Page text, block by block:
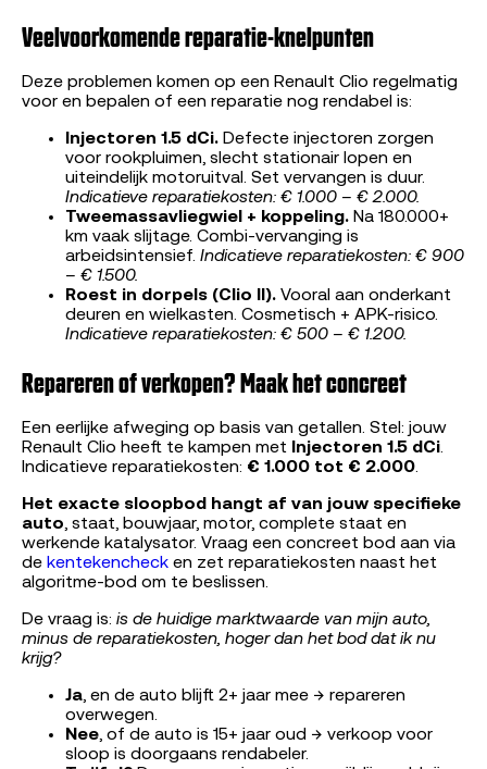
Veelvoorkomende reparatie-knelpunten
Deze problemen komen op een Renault Clio regelmatig
voor en bepalen of een reparatie nog rendabel is:
Injectoren 1.5 dCi. Defecte injectoren zorgen
voor rookpluimen, slecht stationair lopen en
uiteindelijk motoruitval. Set vervangen is duur.
Indicatieve reparatiekosten: € 1.000 – € 2.000.
Tweemassavliegwiel + koppeling. Na 180.000+
km vaak slijtage. Combi-vervanging is
arbeidsintensief. Indicatieve reparatiekosten: € 900
– € 1.500.
Roest in dorpels (Clio II). Vooral aan onderkant
deuren en wielkasten. Cosmetisch + APK-risico.
Indicatieve reparatiekosten: € 500 – € 1.200.
Repareren of verkopen? Maak het concreet
Een eerlijke afweging op basis van getallen. Stel: jouw
Renault Clio heeft te kampen met Injectoren 1.5 dCi.
Indicatieve reparatiekosten: € 1.000 tot € 2.000.
Het exacte sloopbod hangt af van jouw specifieke
auto, staat, bouwjaar, motor, complete staat en
werkende katalysator. Vraag een concreet bod aan via
de kentekencheck en zet reparatiekosten naast het
algoritme-bod om te beslissen.
De vraag is: is de huidige marktwaarde van mijn auto,
minus de reparatiekosten, hoger dan het bod dat ik nu
krijg?
Ja, en de auto blijft 2+ jaar mee → repareren
overwegen.
Nee, of de auto is 15+ jaar oud → verkoop voor
sloop is doorgaans rendabeler.